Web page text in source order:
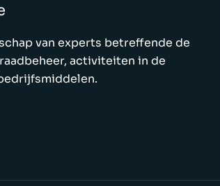
van experts betreffende de
activiteiten in de